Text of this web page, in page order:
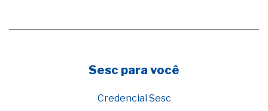
Sesc para você
Credencial Sesc